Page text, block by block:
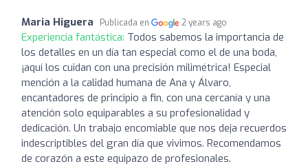
Maria Higuera Publicada en 2 years ago
Experiencia fantástica: Todos sabemos la importancia de
los detalles en un día tan especial como el de una boda,
¡aquí los cuidan con una precisión milimétrica! Especial
mención a la calidad humana de Ana y Álvaro,
encantadores de principio a fin, con una cercanía y una
atención solo equiparables a su profesionalidad y
dedicación. Un trabajo encomiable que nos deja recuerdos
indescriptibles del gran día que vivimos. Recomendamos
de corazón a este equipazo de profesionales.